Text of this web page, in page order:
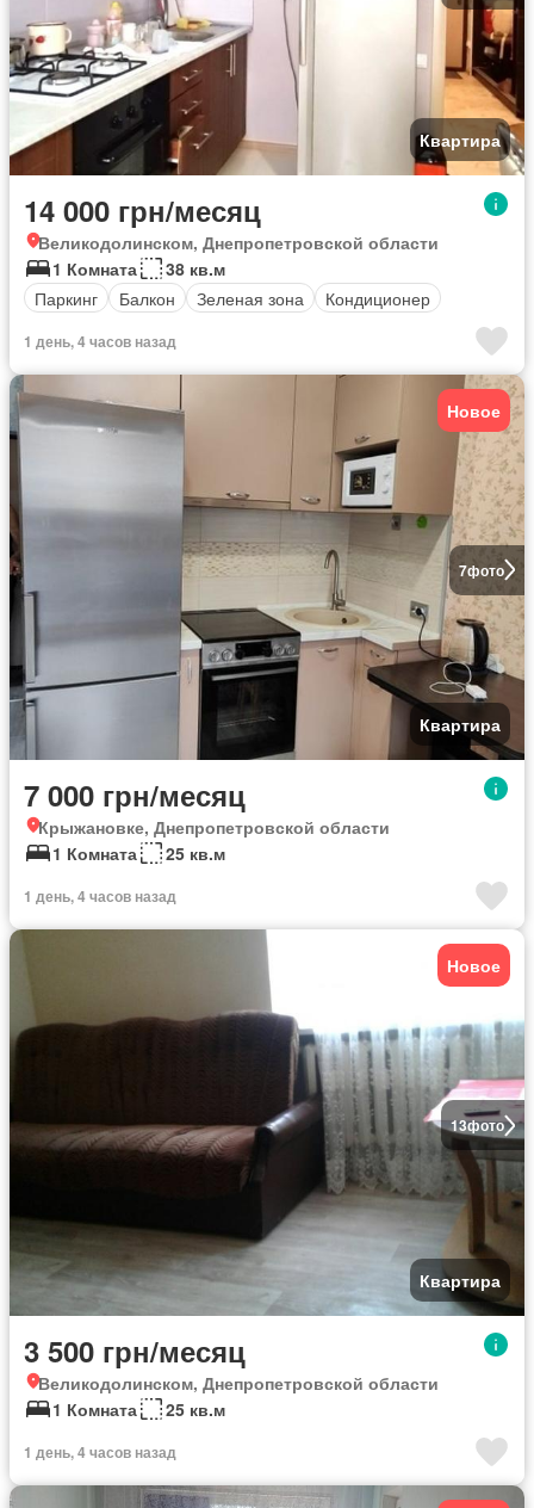
Квартира
14 000 грн/месяц
Великодолинском, Днепропетровской области
1 Комната
38 кв.м
Паркинг
Балкон Зеленая зона Кондиционер
1 день, 4 часов назад
7фото
Новое
Квартира
7 000 грн/месяц
Крыжановке, Днепропетровской области
1 Комната
25 кв.м
1 день, 4 часов назад
13фото
Новое
Квартира
3 500 грн/месяц
Великодолинском, Днепропетровской области
1 Комната
25 кв.м
1 день, 4 часов назад